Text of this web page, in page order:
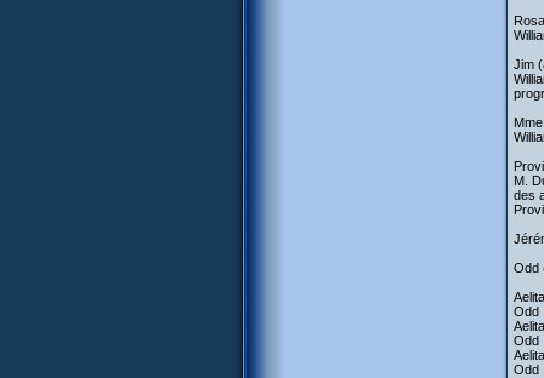
Jim
M.
des
Odd
Odd
Odd
Odd